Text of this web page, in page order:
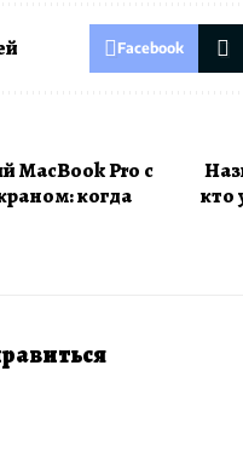
Facebook
MacBook Pro с
когда
кто